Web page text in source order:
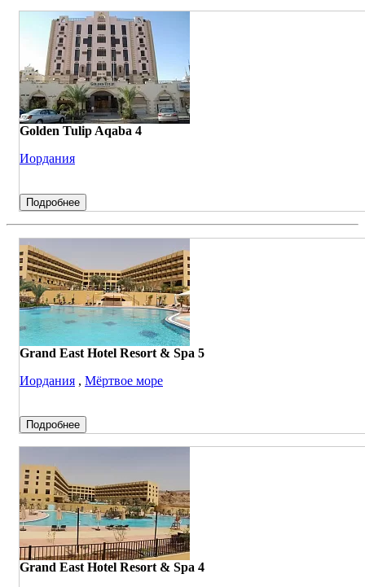
Golden Tulip Aqaba 4
Иордания
Подробнее
Grand East Hotel Resort & Spa 5
Иордания , Мёртвое море
Подробнее
Grand East Hotel Resort & Spa 4